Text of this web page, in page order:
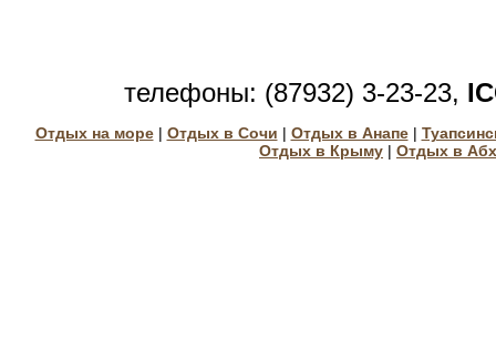
телефоны: (87932) 3-23-23,
Отдых на море| Отдых в Сочи | Отдых в Анапе|
Отдых в Крыму | Отдых в